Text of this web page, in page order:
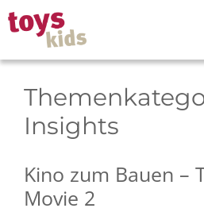
Zum
Inhalt
springen
Insights
Kino zum Bauen –
Movie 2